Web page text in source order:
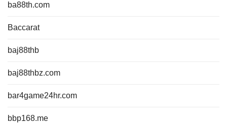
ba88th.com
Baccarat
baj88thb
baj88thbz.com
bar4game24hr.com
bbp168.me